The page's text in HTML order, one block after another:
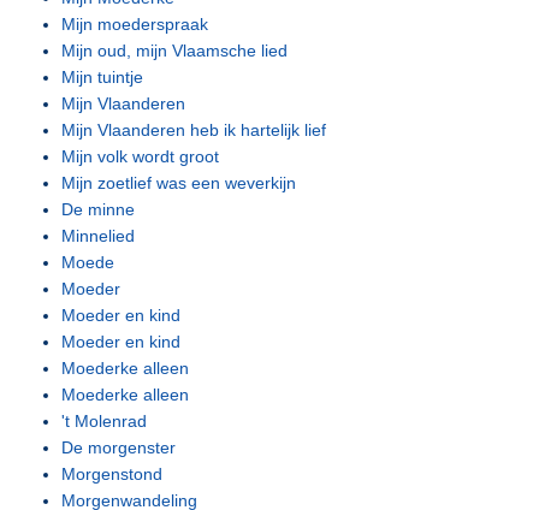
Mijn moederspraak
Mijn oud, mijn Vlaamsche lied
Mijn tuintje
Mijn Vlaanderen
Mijn Vlaanderen heb ik hartelijk lief
Mijn volk wordt groot
Mijn zoetlief was een weverkijn
De minne
Minnelied
Moede
Moeder
Moeder en kind
Moeder en kind
Moederke alleen
Moederke alleen
't Molenrad
De morgenster
Morgenstond
Morgenwandeling